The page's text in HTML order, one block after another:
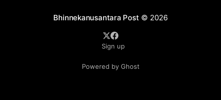
Bhinnekanusantara Post © 2026
Sign up
Powered by Ghost